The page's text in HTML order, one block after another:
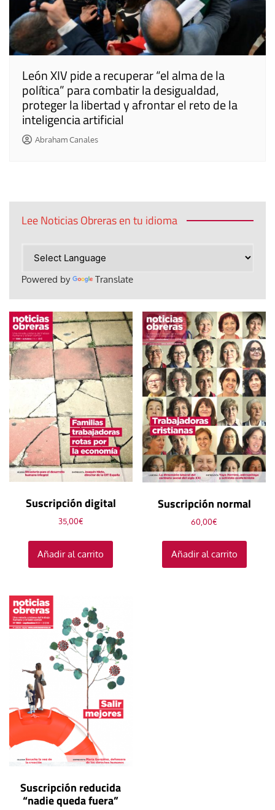
León XIV pide a recuperar “el alma de la
política” para combatir la desigualdad,
proteger la libertad y afrontar el reto de la
inteligencia artificial
Abraham Canales
Lee Noticias Obreras en tu idioma
Powered by Translate
Suscripción digital
35,00€
Añadir al carrito
Suscripción normal
60,00€
Añadir al carrito
Suscripción reducida
“nadie queda fuera”